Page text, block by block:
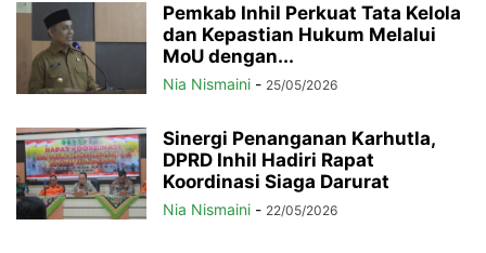
Pemkab Inhil Perkuat Tata Kelola
dan Kepastian Hukum Melalui
MoU dengan...
Nia Nismaini - 25/05/2026
Sinergi Penanganan Karhutla,
DPRD Inhil Hadiri Rapat
Koordinasi Siaga Darurat
Nia Nismaini - 22/05/2026